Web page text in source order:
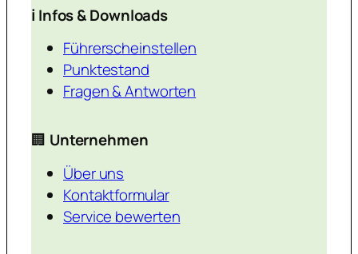
ℹ️ Infos & Downloads
Führerscheinstellen
Punktestand
Fragen & Antworten
🏢 Unternehmen
Über uns
Kontaktformular
Service bewerten